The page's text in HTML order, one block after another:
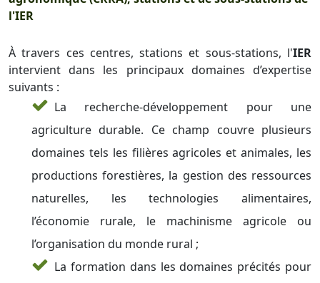
l'IER
À travers ces centres, stations et sous-stations, l'IER
intervient dans les principaux domaines d’expertise
suivants :
La recherche-développement pour une
agriculture durable. Ce champ couvre plusieurs
domaines tels les filières agricoles et animales, les
productions forestières, la gestion des ressources
naturelles, les technologies alimentaires,
l’économie rurale, le machinisme agricole ou
l’organisation du monde rural ;
La formation dans les domaines précités pour